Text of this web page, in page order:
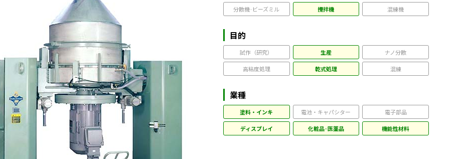
分散機·ビーズミル 攪拌機 混練機
目的
試作（研究） 生産 ナノ分散
高粘度処理 乾式処理 混練
業種
塗料・インキ 電池・キャパシター 電子部品
ディスプレイ 化粧品·医薬品 機能性材料